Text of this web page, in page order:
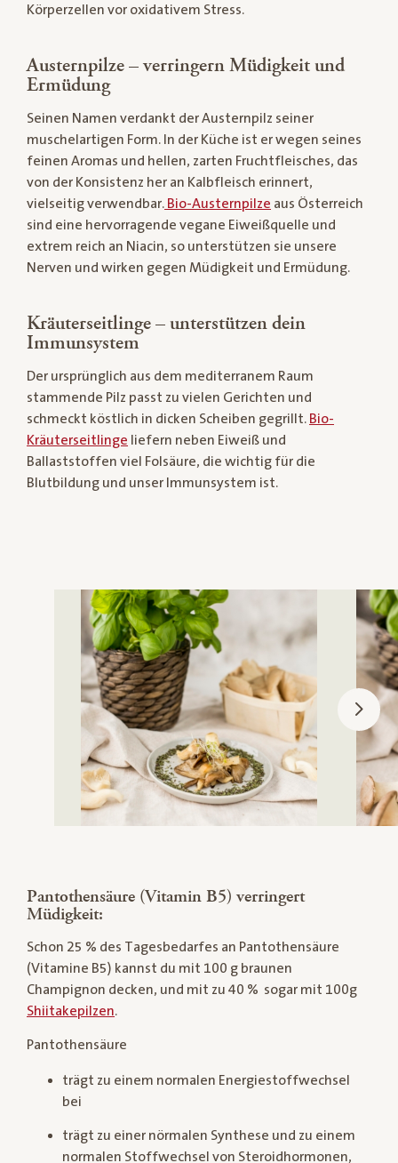
Körperzellen vor oxidativem Stress.
Austernpilze – verringern Müdigkeit und
Ermüdung
Seinen Namen verdankt der Austernpilz seiner
muschelartigen Form. In der Küche ist er wegen seines
feinen Aromas und hellen, zarten Fruchtfleisches, das
von der Konsistenz her an Kalbfleisch erinnert,
vielseitig verwendbar. Bio-Austernpilze aus Österreich
sind eine hervorragende vegane Eiweißquelle und
extrem reich an Niacin, so unterstützen sie unsere
Nerven und wirken gegen Müdigkeit und Ermüdung.
Kräuterseitlinge – unterstützen dein
Immunsystem
Der ursprünglich aus dem mediterranem Raum
stammende Pilz passt zu vielen Gerichten und
schmeckt köstlich in dicken Scheiben gegrillt. Bio-
Kräuterseitlinge liefern neben Eiweiß und
Ballaststoffen viel Folsäure, die wichtig für die
Blutbildung und unser Immunsystem ist.
Pantothensäure (Vitamin B5) verringert
Müdigkeit:
Schon 25 % des Tagesbedarfes an Pantothensäure
(Vitamine B5) kannst du mit 100 g braunen
Champignon decken, und mit zu 40 % sogar mit 100g
Shiitakepilzen.
Pantothensäure
trägt zu einem normalen Energiestoffwechsel
bei
trägt zu einer nörmalen Synthese und zu einem
normalen Stoffwechsel von Steroidhormonen,